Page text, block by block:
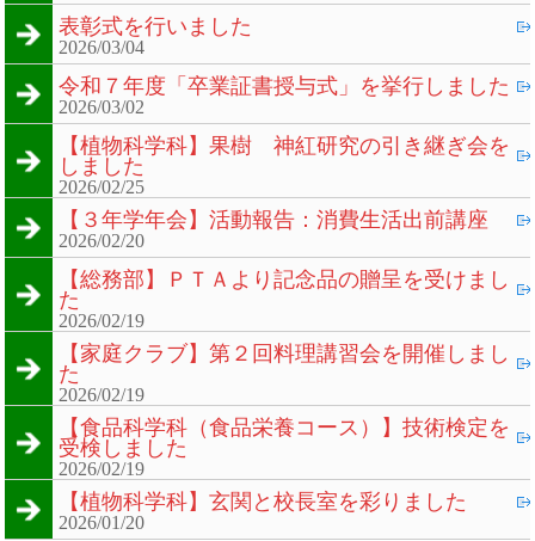
表彰式を行いました
2026/03/04
令和７年度「卒業証書授与式」を挙行しました
2026/03/02
【植物科学科】果樹 神紅研究の引き継ぎ会を
しました
2026/02/25
【３年学年会】活動報告：消費生活出前講座
2026/02/20
【総務部】ＰＴＡより記念品の贈呈を受けまし
た
2026/02/19
【家庭クラブ】第２回料理講習会を開催しまし
た
2026/02/19
【食品科学科（食品栄養コース）】技術検定を
受検しました
2026/02/19
【植物科学科】玄関と校長室を彩りました
2026/01/20